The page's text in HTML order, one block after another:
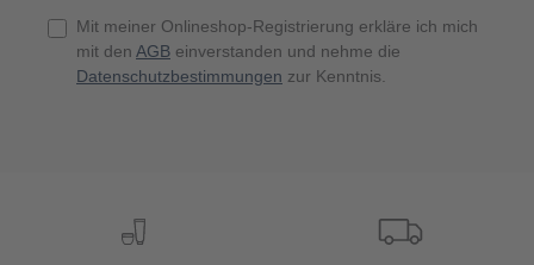
Mit meiner Onlineshop-Registrierung erkläre ich mich
mit den AGB einverstanden und nehme die
Datenschutzbestimmungen zur Kenntnis.